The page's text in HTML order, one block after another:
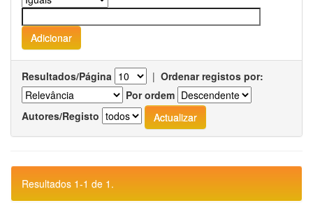
Resultados/Página | Ordenar registos por:
Por ordem
Autores/Registo
Resultados 1-1 de 1.